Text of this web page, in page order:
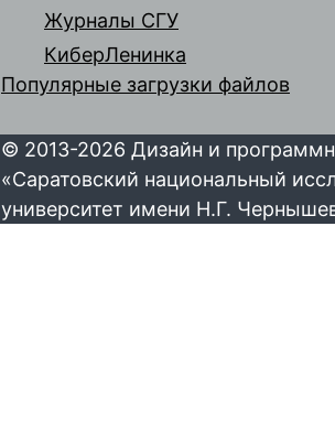
Журналы СГУ
КиберЛенинка
Популярные загрузки файлов
© 2013-2026 Дизайн и
«Саратовский национальный
университет имени Н.Г.